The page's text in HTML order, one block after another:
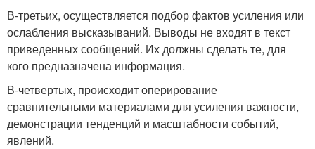
В-третьих, осуществляется подбор фактов усиления или
ослабления высказываний. Выводы не входят в текст
приведенных сообщений. Их должны сделать те, для
кого предназначена информация.
В-четвертых, происходит оперирование
сравнительными материалами для усиления важности,
демонстрации тенденций и масштабности событий,
явлений.